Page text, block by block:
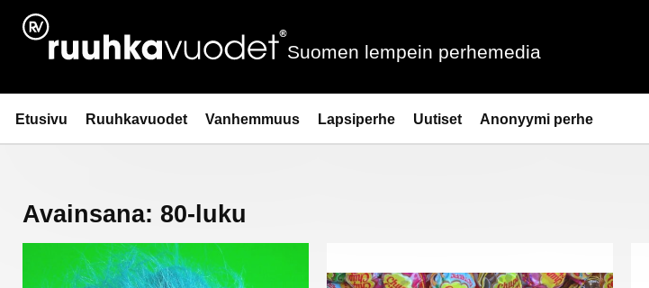
Siirry
sisältöön
Ruuhkavuodet.fi
Suomen lempein perhemedia
Etusivu Ruuhkavuodet Vanhemmuus Lapsiperhe Uutiset Anonyymi perhe
Avainsana: 80-luku